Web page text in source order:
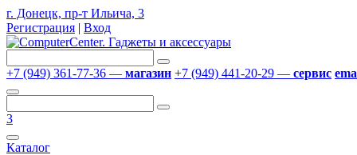
г. Донецк, пр-т Ильича, 3
Регистрация | Вход
+7 (949) 361-77-36 — магазин +7 (949) 441-20-29 — сервис
3
Каталог